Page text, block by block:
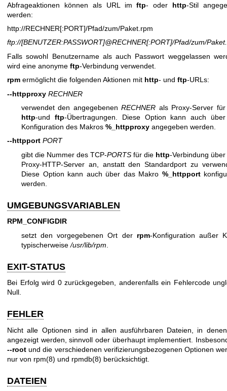
Abfrageaktionen können als URL imftp- oder http-Stil
werden:
http://RECHNER[:PORT]/Pfad/zum/Paket.rpm
ftp://[BENUTZER:PASSWORT]@RECHNER[:PORT]/Pfad/zum/
Falls sowohl Benutzername als auch Passwort weggelassen
wird eine anonyme ftp-Verbindung verwendet.
rpm ermöglicht die folgenden Aktionen mit http- und ftp-URLs:
--httpproxy RECHNER
verwendet den angegebenenRECHNER als Proxy-Server
http-und ftp-Übertragungen. Diese Option kann auch
Konfiguration des Makros %_httpproxy angegeben werden.
--httpport PORT
gibt die Nummer des TCP-PORTS für die http-Verbindung
Proxy-HTTP-Server an, anstatt den Standardport zu
Diese Option kann auch über das Makro %_httpport
werden.
UMGEBUNGSVARIABLEN
RPM_CONFIGDIR
setzt den vorgegebenen Ort der rpm-Konfiguration außer
typischerweise/usr/lib/rpm
EXIT-STATUS
Bei Erfolg wird 0 zurückgegeben, anderenfalls ein Fehlercode
Null.
FEHLER
Nicht alle Optionen sind in allen ausführbaren Dateien, in
angezeigt werden, sinnvoll oder überhaupt implementiert.
--root und die verschiedenen verifizierungsbezogenen Optionen
nur von rpm(8) und rpmdb(8) berücksichtigt.
DATEIEN